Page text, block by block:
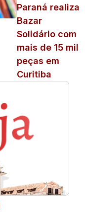
Paraná realiza
Bazar
Solidário com
mais de 15 mil
peças em
Curitiba